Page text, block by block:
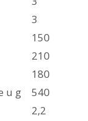
3
150
210
180
u g
540
2,2